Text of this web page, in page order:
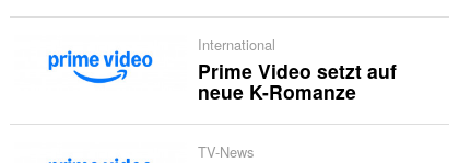
International
Prime Video setzt auf
neue K-Romanze
TV-News